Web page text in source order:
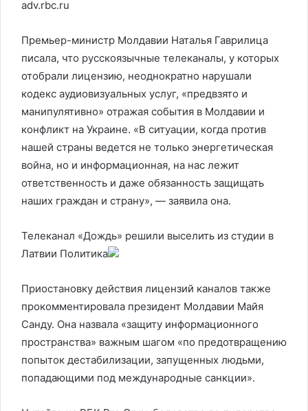
adv.rbc.ru
Премьер-министр Молдавии Наталья Гаврилица
писала, что русскоязычные телеканалы, у которых
отобрали лицензию, неоднократно нарушали
кодекс аудиовизуальных услуг, «предвзято и
манипулятивно» отражая события в Молдавии и
конфликт на Украине. «В ситуации, когда против
нашей страны ведется не только энергетическая
война, но и информационная, на нас лежит
ответственность и даже обязанность защищать
наших граждан и страну», — заявила она.
Телеканал «Дождь» решили выселить из студии в
Латвии Политика
Приостановку действия лицензий каналов также
прокомментировала президент Молдавии Майя
Санду. Она назвала «защиту информационного
пространства» важным шагом «по предотвращению
попыток дестабилизации, запущенных людьми,
попадающими под международные санкции».